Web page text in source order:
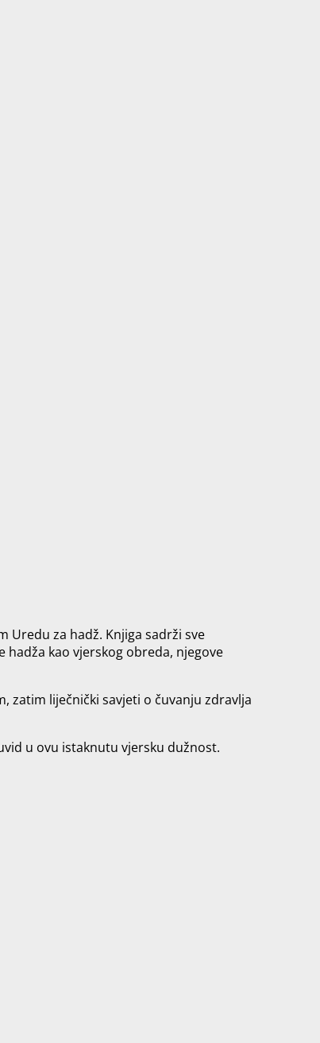
za hadž. Knjiga sadrži sve
kao vjerskog obreda, njegove
zatim liječnički savjeti o čuvanju zdravlja
u ovu istaknutu vjersku dužnost.